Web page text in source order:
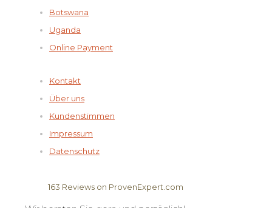
Botswana
Uganda
Online Payment
Kontakt
Über uns
Kundenstimmen
Impressum
Datenschutz
163 Reviews on ProvenExpert.com